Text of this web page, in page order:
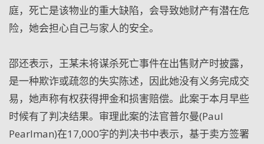
庭，死亡是该物业的重大缺陷，会导致她财产有潜在危
险，她会担心自己与家人的安全。
邵还表示，王某未将谋杀死亡事件在出售财产时披露，
是一种欺诈或疏忽的失实陈述，因此她没有义务完成交
易，她声称有权获得押金和损害赔偿。此案于本月早些
时候有了判决结果。审理此案的法官普尔曼(Paul
Pearlman)在17,000字的判决书中表示，基于卖方签署